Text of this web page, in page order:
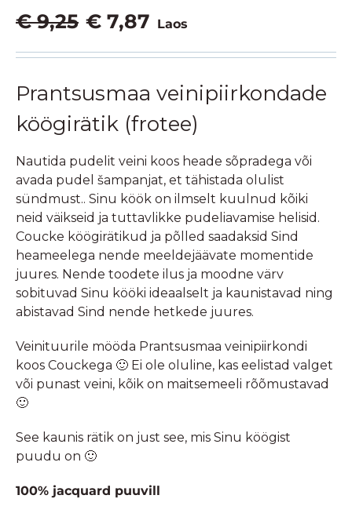
€9,25 Algne
oli:
€ 7,87 Praegune
on:
Laos
Prantsusmaa veinipiirkondade
köögirätik (frotee)
Nautida pudelit veini koos heade sõpradega või
avada pudel šampanjat, et tähistada olulist
sündmust.. Sinu köök on ilmselt kuulnud kõiki
neid väikseid ja tuttavlikke pudeliavamise helisid.
Coucke köögirätikud ja põlled saadaksid Sind
heameelega nende meeldejäävate momentide
juures. Nende toodete ilus ja moodne värv
sobituvad Sinu kööki ideaalselt ja kaunistavad ning
abistavad Sind nende hetkede juures.
Veinituurile mööda Prantsusmaa veinipiirkondi
koos Couckega 🙂 Ei ole oluline, kas eelistad valget
või punast veini, kõik on maitsemeeli rõõmustavad
🙂
See kaunis rätik on just see, mis Sinu köögist
puudu on 🙂
100% jacquard puuvill